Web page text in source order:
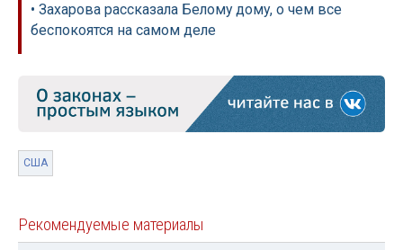
• Захарова рассказала Белому дому, о чем все
беспокоятся на самом деле
США
Рекомендуемые материалы